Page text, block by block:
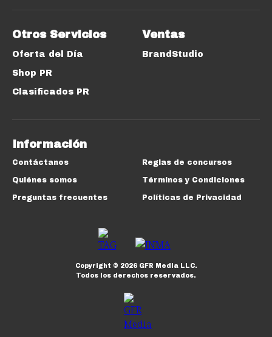
Otros Servicios
Oferta del Día
Shop PR
Clasificados PR
Ventas
BrandStudio
Información
Contáctanos
Quiénes somos
Preguntas frecuentes
Reglas de concursos
Términos y Condiciones
Políticas de Privacidad
Copyright © 2026GFR Media LLC.
Todos los derechos reservados.